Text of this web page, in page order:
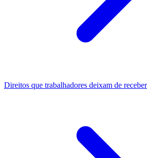
Direitos que trabalhadores deixam de receber